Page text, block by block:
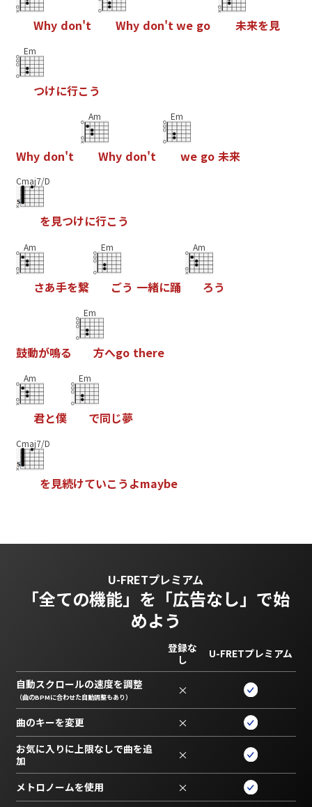
Why don't Why don'twe go 未来を見
Em
つけに行こ う
Why don't
Am
Why don't
Em
we go 未来
Cmaj7/D
を見つけに行こ う
Am
さあ手を繋
Em
ごう 一緒に踊
Am
ろう
鼓動が鳴る
Em
方へgo there
Am
君と僕
Em
で同じ夢
Cmaj7/D
を見続けていこ う よmaybe
U-FRETプレミアム
「全ての機能」を 「広告なし」で始
めよう
登録な
し
U-FRETプレミアム
自動スクロールの速度を調整
（曲のBPMに合わせた自動調整もあり） ×
曲のキーを変更 ×
お気に入りに上限なしで曲を追
加
×
メトロノームを使用 ×